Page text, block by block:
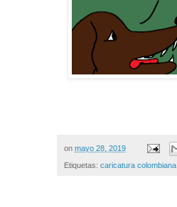
on mayo 28, 2019
Etiquetas: caricatura colombiana